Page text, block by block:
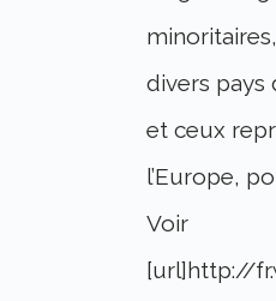
divers pays
et ceux
l’Europe,
Voir
[url]http://